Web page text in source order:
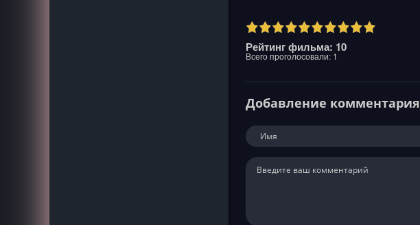
Рейтинг фильма: 10
Всего проголосовали: 1
Добавление комментария